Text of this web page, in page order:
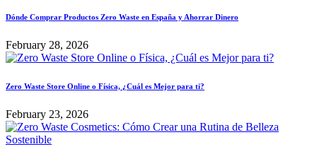
Dónde Comprar Productos Zero Waste en España y Ahorrar Dinero
February 28, 2026
Zero Waste Store Online o Física, ¿Cuál es Mejor para ti?
February 23, 2026